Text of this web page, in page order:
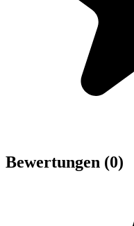
Bewertungen (0)